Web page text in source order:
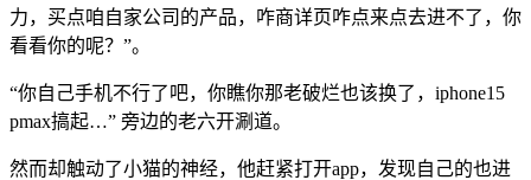
力，买点咱自家公司的产品，咋商详页咋点来点去进不了，你
看看你的呢？”。
“你自己手机不行了吧，你瞧你那老破烂也该换了，iphone15
pmax搞起…” 旁边的老六开涮道。
然而却触动了小猫的神经，他赶紧打开app，发现自己的也进